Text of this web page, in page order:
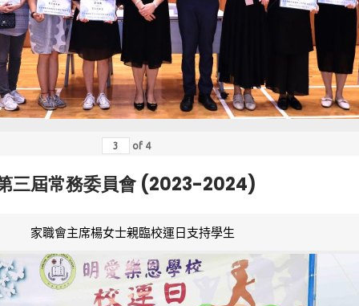
of 4
三屆常務委員會 (2023-2024)
家職會主席楊女士親臨校運日支持學生